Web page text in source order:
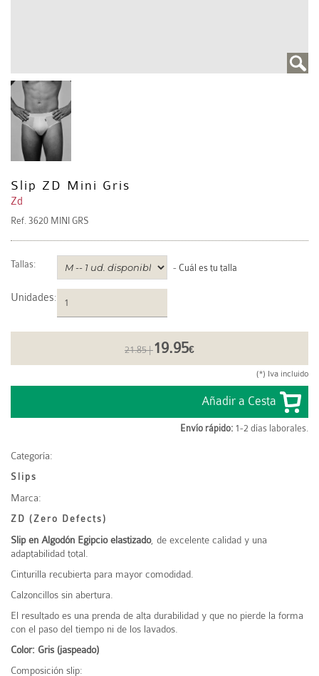
Slip ZD Mini Gris
Zd
Ref. 3620 MINI GRS
Tallas: - Cuál es tu talla
Unidades:
21.85 |19.95€
(*) Iva incluido
Envío rápido: 1-2 días laborales.
Categoría:
Slips
Marca:
ZD (Zero Defects)
Slip en Algodón Egipcio elastizado, de excelente calidad y una
adaptabilidad total.
Cinturilla recubierta para mayor comodidad.
Calzoncillos sin abertura.
El resultado es una prenda de alta durabilidad y que no pierde la forma
con el paso del tiempo ni de los lavados.
Color: Gris (jaspeado)
Composición slip: